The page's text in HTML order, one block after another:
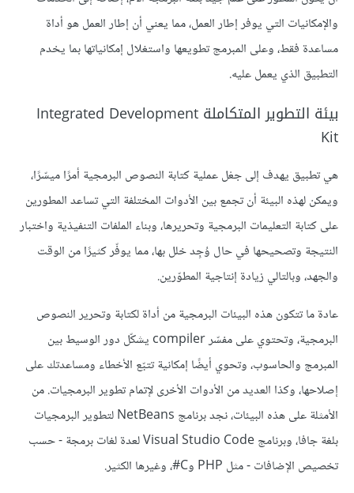
والإمكانيات التي يوفر إطار العمل، مما يعني أن إطار العمل هو أداة
مساعدة فقط، وعلى المبرمج تطويعها واستغلال إمكانياتها بما يخدم
التطبيق الذي يعمل عليه.
بيئة التطوير المتكاملة Integrated Development
Kit
هي تطبيق يهدف إلى جعْل عملية كتابة النصوص البرمجية أمرًا ميسّرًا،
ويمكن لهذه البيئة أن تجمع بين الأدوات المختلفة التي تساعد المطورين
على كتابة التعليمات البرمجية وتحريرها، وبناء الملفات التنفيذية واختبار
النتيجة وتصحيحها في حال وُجِد خلل بها، مما يوفّر كثيرًا من الوقت
والجهد، وبالتالي زيادة إنتاجية المطوّرين.
عادة ما تتكون هذه البيئات البرمجية من أداة لكتابة وتحرير النصوص
البرمجية، وتحتوي على مفسّر compiler يشكّل دور الوسيط بين
المبرمج والحاسوب، وتحوي أيضًا إمكانية تتبّع الأخطاء ومساعدتك على
إصلاحها، وكذا العديد من الأدوات الأخرى لإتمام تطوير البرمجيات. من
الأمثلة على هذه البيئات، نجد برنامج NetBeans لتطوير البرمجيات
بلغة جافا، وبرنامج Visual Studio Code لعدة لغات برمجة - حسب
تخصيص الإضافات - مثل PHP وC#، وغيرها الكثير.